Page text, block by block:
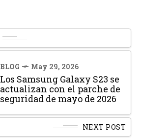
BLOG May 29, 2026
Los Samsung Galaxy S23 se
actualizan con el parche de
seguridad de mayo de 2026
NEXT POST